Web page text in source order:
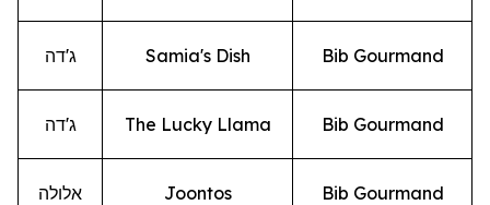
ג'דה Samia's Dish Bib Gourmand
ג'דה The Lucky Llama Bib Gourmand
אלולה Joontos Bib Gourmand